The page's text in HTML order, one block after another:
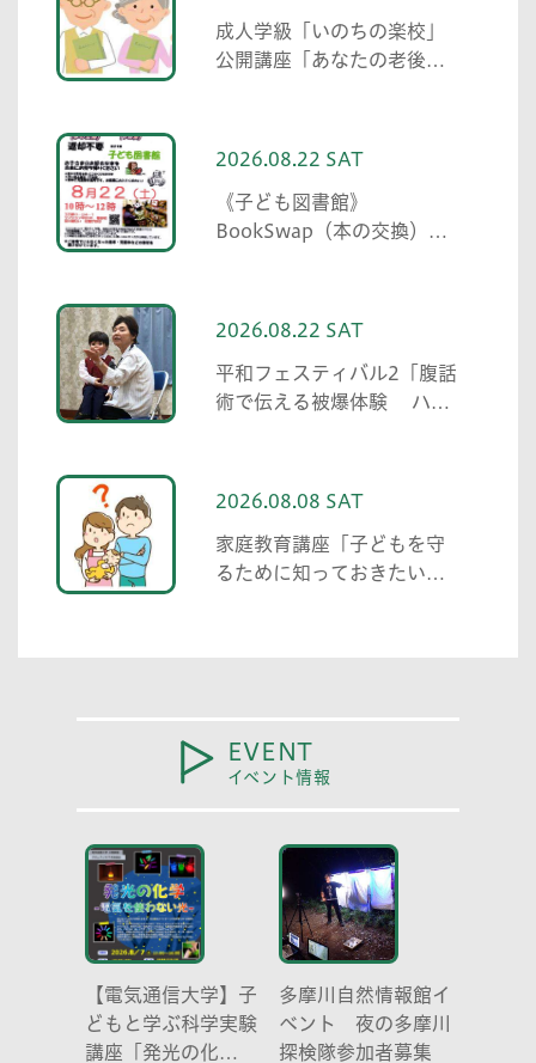
成人学級「いのちの楽校」
公開講座「あなたの老後の
2026.08.22 SAT
《子ども図書館》
BookSwap（本の交換）
2026.08.22 SAT
平和フェスティバル2「腹話
術で伝える被爆体験 ハン
2026.08.08 SAT
家庭教育講座「子どもを守
るために知っておきたいこ
EVENT
イベント情報
【電気通信大学】子
どもと学ぶ科学実験
講座「発光の化
多摩川自然情報館イ
ベント 夜の多摩川
探検隊参加者募集